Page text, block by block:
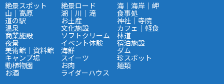
絶景スポット 絶景ロード 海｜海岸｜岬
山｜高原 湖｜川｜滝 食事処
道の駅 お土産 神社｜寺院
温泉 文化施設 カフェ｜軽食
商業施設 ソフトクリーム 林道
夜景 イベント体験 宿泊施設
美術館｜資料館 海鮮 ダム
キャンプ場 スイーツ 珍スポット
動植物園 お肉 麺類
お酒 ライダーハウス